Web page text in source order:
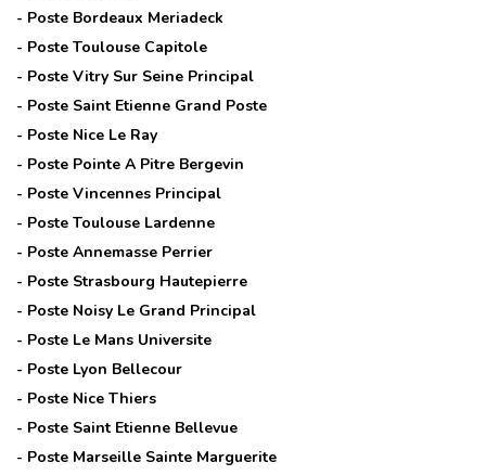
- Poste Bordeaux Meriadeck
- Poste Toulouse Capitole
- Poste Vitry Sur Seine Principal
- Poste Saint Etienne Grand Poste
- Poste Nice Le Ray
- Poste Pointe A Pitre Bergevin
- Poste Vincennes Principal
- Poste Toulouse Lardenne
- Poste Annemasse Perrier
- Poste Strasbourg Hautepierre
- Poste Noisy Le Grand Principal
- Poste Le Mans Universite
- Poste Lyon Bellecour
- Poste Nice Thiers
- Poste Saint Etienne Bellevue
- Poste Marseille Sainte Marguerite